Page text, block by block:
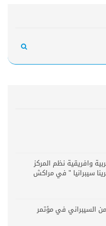
من 18 دولة عربية وافريقية نظم المركز
سيبرانيا " في مراكش
السيبراني في مؤتمر